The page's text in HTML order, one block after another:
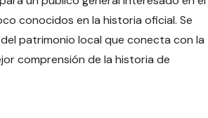
conocidos en la historia oficial. Se
patrimonio local que conecta con la
comprensión de la historia de